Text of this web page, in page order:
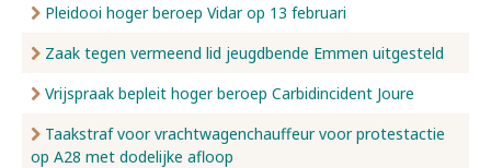
Pleidooi hoger beroep Vidar op 13 februari
Zaak tegen vermeend lid jeugdbende Emmen uitgesteld
Vrijspraak bepleit hoger beroep Carbidincident Joure
Taakstraf voor vrachtwagenchauffeur voor protestactie
op A28 met dodelijke afloop